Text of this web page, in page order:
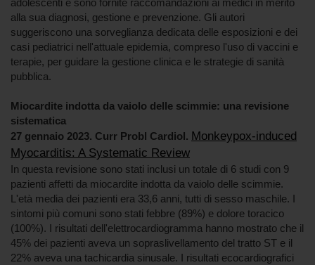
alla sua diagnosi, gestione e prevenzione. Gli autori
suggeriscono una sorveglianza dedicata delle esposizioni e dei
casi pediatrici nell'attuale epidemia, compreso l'uso di vaccini e
terapie, per guidare la gestione clinica e le strategie di sanità
pubblica.
Miocardite indotta da vaiolo delle scimmie: una revisione
sistematica
27 gennaio 2023. Curr Probl Cardiol. Monkeypox-induced
Myocarditis: A Systematic Review
In questa revisione sono stati inclusi un totale di 6 studi con 9
pazienti affetti da miocardite indotta da vaiolo delle scimmie.
L'età media dei pazienti era 33,6 anni, tutti di sesso maschile. I
sintomi più comuni sono stati febbre (89%) e dolore toracico
(100%). I risultati dell'elettrocardiogramma hanno mostrato che il
45% dei pazienti aveva un sopraslivellamento del tratto ST e il
22% aveva una tachicardia sinusale. I risultati ecocardiografici